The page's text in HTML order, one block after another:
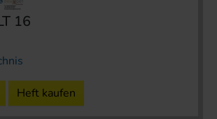
16
Heft kaufen